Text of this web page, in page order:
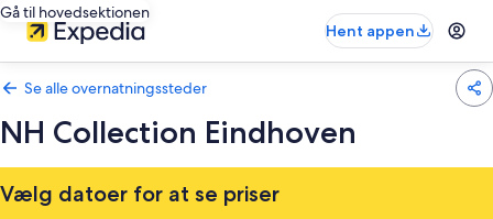
Gå til hovedsektionen
Hent appen
Se alle overnatningssteder
NH Collection Eindhoven
Vælg datoer for at se priser